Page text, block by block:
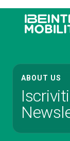
Menù
Visita
Esponi
ABOUT US